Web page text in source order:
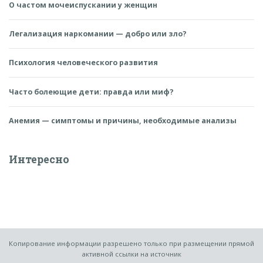
О частом мочеиспускании у женщин
Легализация наркомании — добро или зло?
Психология человеческого развития
Часто болеющие дети: правда или миф?
Анемия — симптомы и причины, необходимые анализы
Интересно
Копирование информации разрешено только при размещении прямой
активной ссылки на источник